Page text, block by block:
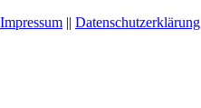
Impressum || Datenschutzerklärung